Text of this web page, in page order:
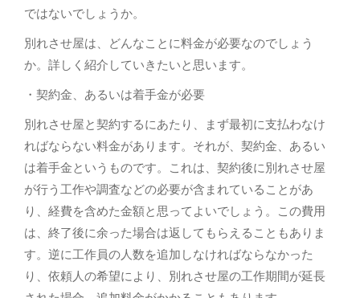
ではないでしょうか。
別れさせ屋は、どんなことに料金が必要なのでしょう
か。詳しく紹介していきたいと思います。
・契約金、あるいは着手金が必要
別れさせ屋と契約するにあたり、まず最初に支払わなけ
ればならない料金があります。それが、契約金、あるい
は着手金というものです。これは、契約後に別れさせ屋
が行う工作や調査などの必要が含まれていることがあ
り、経費を含めた金額と思ってよいでしょう。この費用
は、終了後に余った場合は返してもらえることもありま
す。逆に工作員の人数を追加しなければならなかった
り、依頼人の希望により、別れさせ屋の工作期間が延長